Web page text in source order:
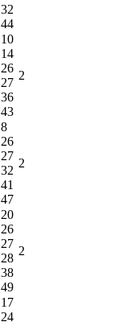
32
44
10
14
26
27
36
43
2
8
26
27
32
41
47
2
20
26
27
28
38
49
2
17
24